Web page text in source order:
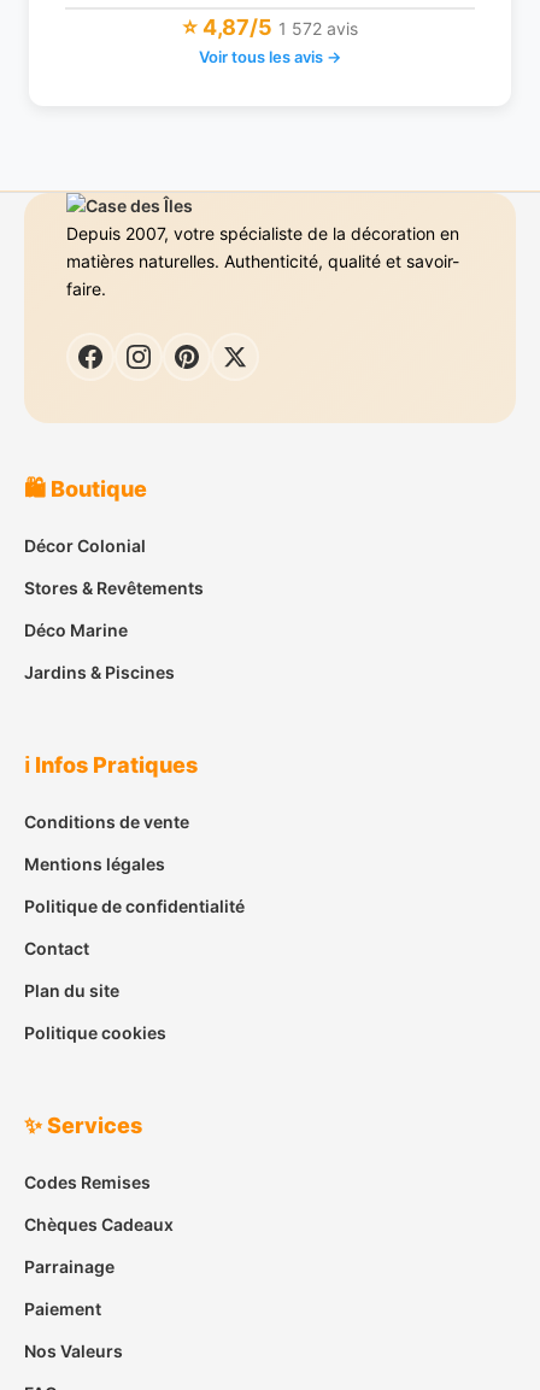
⭐ 4,87/5 1 572 avis
Voir tous les avis →
Depuis 2007, votre spécialiste de la décoration en
matières naturelles. Authenticité, qualité et savoir-
faire.
🛍️ Boutique
Décor Colonial
Stores & Revêtements
Déco Marine
Jardins & Piscines
ℹ️ Infos Pratiques
Conditions de vente
Mentions légales
Politique de confidentialité
Contact
Plan du site
Politique cookies
✨ Services
Codes Remises
Chèques Cadeaux
Parrainage
Paiement
Nos Valeurs